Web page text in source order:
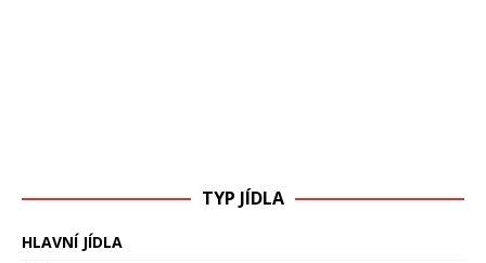
TYP JÍDLA
HLAVNÍ JÍDLA